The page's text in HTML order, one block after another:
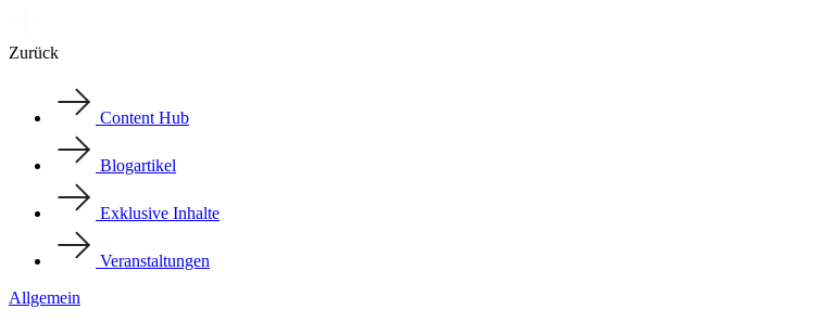
Zurück
Content Hub
Blogartikel
Exklusive Inhalte
Veranstaltungen
Allgemein